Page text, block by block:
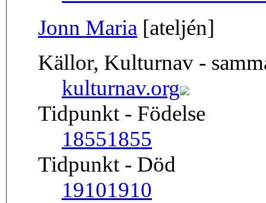
Jonn Maria [ateljén]
Källor, Kulturnav -
kulturnav.org
Tidpunkt - Födelse
18551855
Tidpunkt - Död
19101910